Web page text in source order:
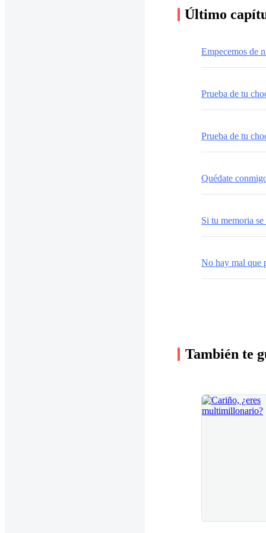
Último
Empecemos de
Prueba de tu
Prueba de tu
Quédate
Si tu memoria
No hay mal que
También te